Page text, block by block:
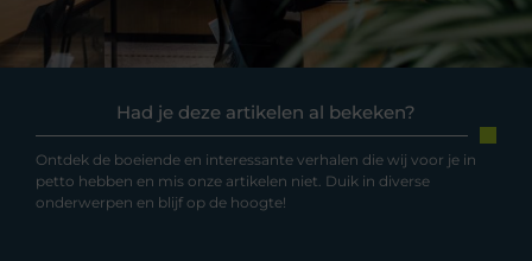
Had je deze artikelen al bekeken?
Ontdek de boeiende en interessante verhalen die wij voor je in
petto hebben en mis onze artikelen niet. Duik in diverse
onderwerpen en blijf op de hoogte!